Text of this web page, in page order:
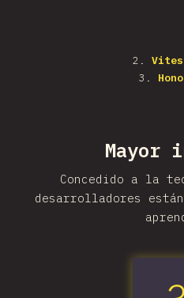
2 .
3 . Hono
Mayor
Concedido a la
desarrolladores